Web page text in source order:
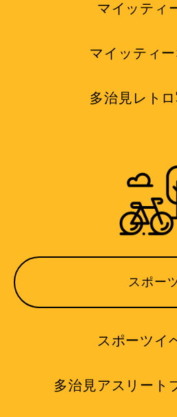
マイッティ
マイッティ
多治見レト
スポー
スポーツイ
多治見アスリート